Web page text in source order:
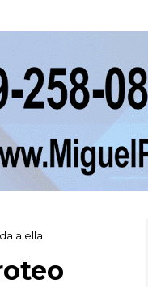
a ella.